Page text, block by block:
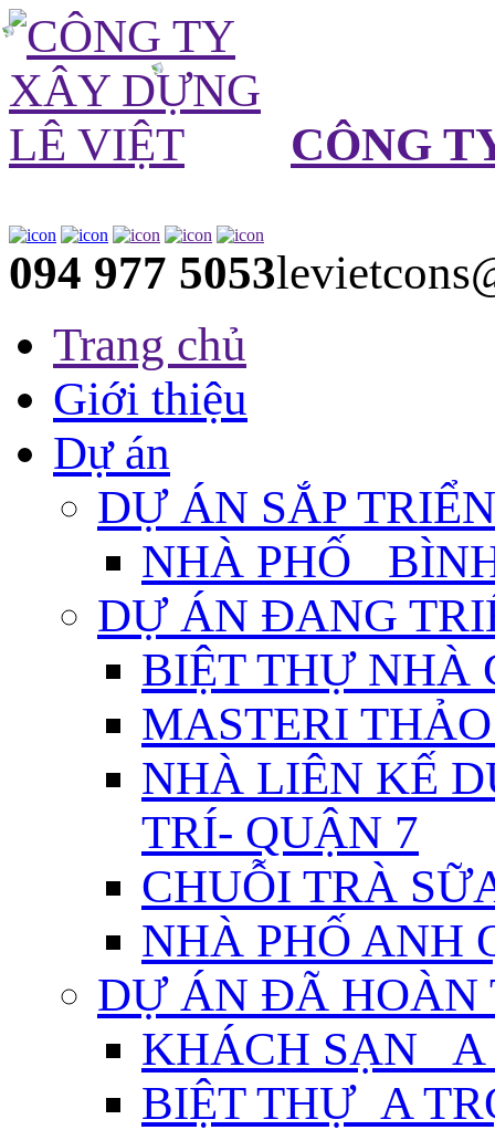
CÔNG
094 977 5053
Trang chủ
Giới thiệu
Dự án
DỰ ÁN SẮP
NHÀ PHỐ_
DỰ ÁN ĐANG
BIỆT THỰ NHÀ
MASTERI
NHÀ LIÊN KẾ
TRÍ- QUẬN 7
CHUỖI TRÀ
NHÀ PHỐ ANH
DỰ ÁN ĐÃ HOÀN
KHÁCH SẠN_
BIỆT THỰ_A